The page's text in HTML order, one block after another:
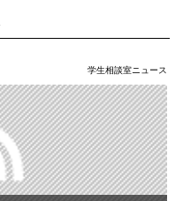
学生相談室ニュース